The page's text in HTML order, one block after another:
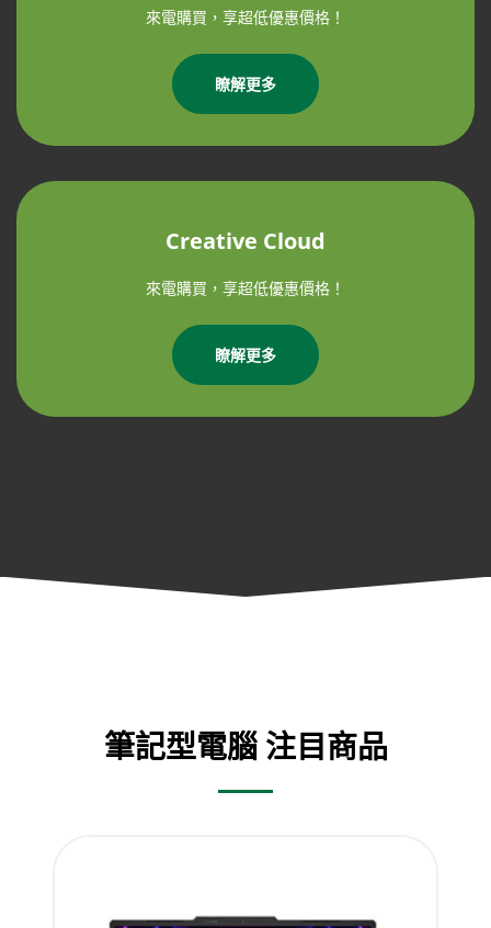
來電購買，享超低優惠價格！
瞭解更多
Creative Cloud
來電購買，享超低優惠價格！
瞭解更多
筆記型電腦 注目商品